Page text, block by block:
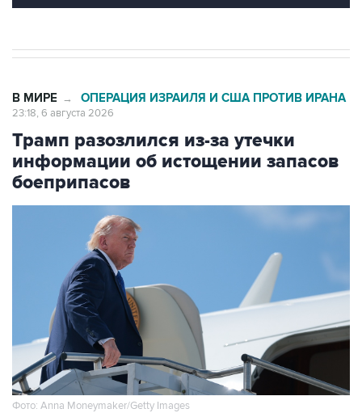
В МИРЕ → ОПЕРАЦИЯ ИЗРАИЛЯ И США ПРОТИВ ИРАНА
23:18, 6 августа 2026
Трамп разозлился из-за утечки
информации об истощении запасов
боеприпасов
Фото: Anna Moneymaker/Getty Images